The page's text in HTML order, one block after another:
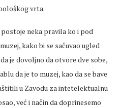
vrta.
neka pravila ko i pod
kako bi se sačuvao ugled
je dovoljno da otvore dve sobe,
da je to muzej, kao da se bave
u Zavodu za intetelektualnu
već i način da doprinesemo